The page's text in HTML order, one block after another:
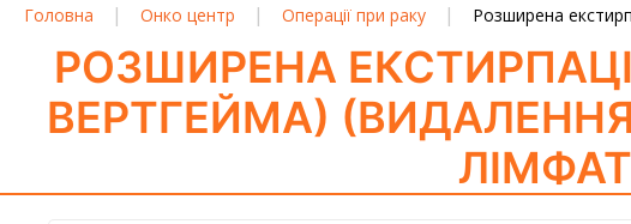
Головна | Онко центр | Операції при раку | Розширена
РОЗШИРЕНА
ВЕРТГЕЙМА)